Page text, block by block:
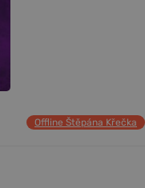
Offline Štěpána Křečka